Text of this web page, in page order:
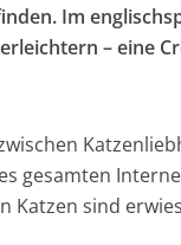
Im
– eine
gesamten
Katzen sind